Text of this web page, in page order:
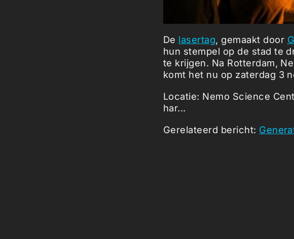
De lasertag, gemaakt door
hun stempel op de stad te
te krijgen. Na Rotterdam,
komt het nu op zaterdag 3
Locatie: Nemo Science
har...
Gerelateerd bericht: